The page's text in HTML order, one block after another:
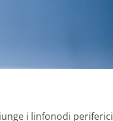
i linfonodi periferici